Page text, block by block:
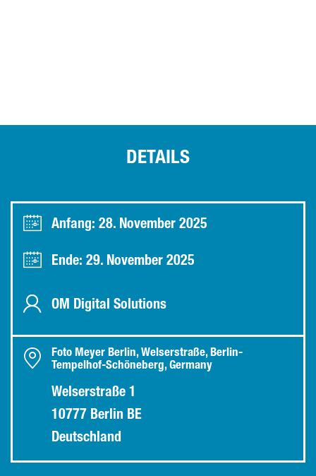
DETAILS
Anfang: 28. November 2025
Ende: 29. November 2025
OM Digital Solutions
Foto Meyer Berlin, Welserstraße, Berlin-
Tempelhof-Schöneberg, Germany
Welserstraße 1
10777 Berlin BE
Deutschland